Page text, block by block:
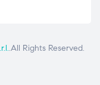
.All Rights Reserved.